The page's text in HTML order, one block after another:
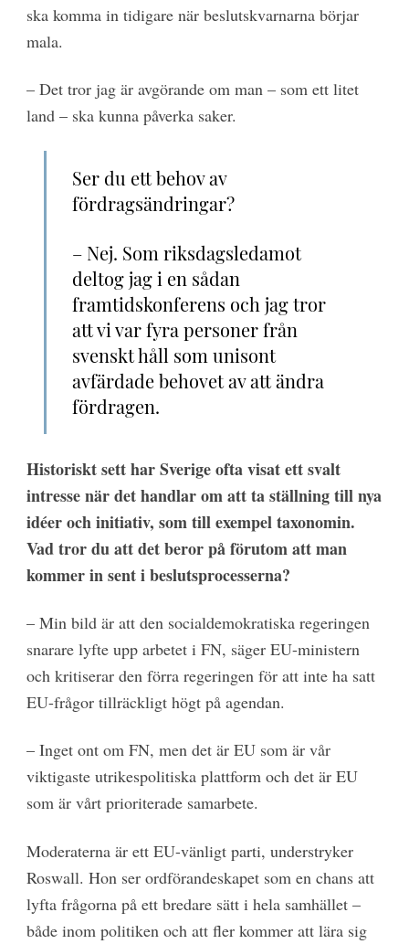
ska komma in tidigare när beslutskvarnarna börjar
mala.
– Det tror jag är avgörande om man – som ett litet
land – ska kunna påverka saker.
Ser du ett behov av
fördragsändringar?
– Nej. Som riksdagsledamot
deltog jag i en sådan
framtidskonferens och jag tror
att vi var fyra personer från
svenskt håll som unisont
avfärdade behovet av att ändra
fördragen.
Historiskt sett har Sverige ofta visat ett svalt
intresse när det handlar om att ta ställning till nya
idéer och initiativ, som till exempel taxonomin.
Vad tror du att det beror på förutom att man
kommer in sent i beslutsprocesserna?
– Min bild är att den socialdemokratiska regeringen
snarare lyfte upp arbetet i FN, säger EU-ministern
och kritiserar den förra regeringen för att inte ha satt
EU-frågor tillräckligt högt på agendan.
– Inget ont om FN, men det är EU som är vår
viktigaste utrikespolitiska plattform och det är EU
som är vårt prioriterade samarbete.
Moderaterna är ett EU-vänligt parti, understryker
Roswall. Hon ser ordförandeskapet som en chans att
lyfta frågorna på ett bredare sätt i hela samhället –
både inom politiken och att fler kommer att lära sig